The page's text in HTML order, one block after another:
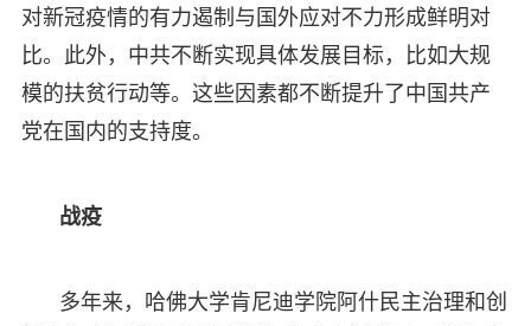
对新冠疫情的有力遏制与国外应对不力形成鲜明对
比。此外，中共不断实现具体发展目标，比如大规
模的扶贫行动等。这些因素都不断提升了中国共产
党在国内的支持度。
战疫
多年来，哈佛大学肯尼迪学院阿什民主治理和创